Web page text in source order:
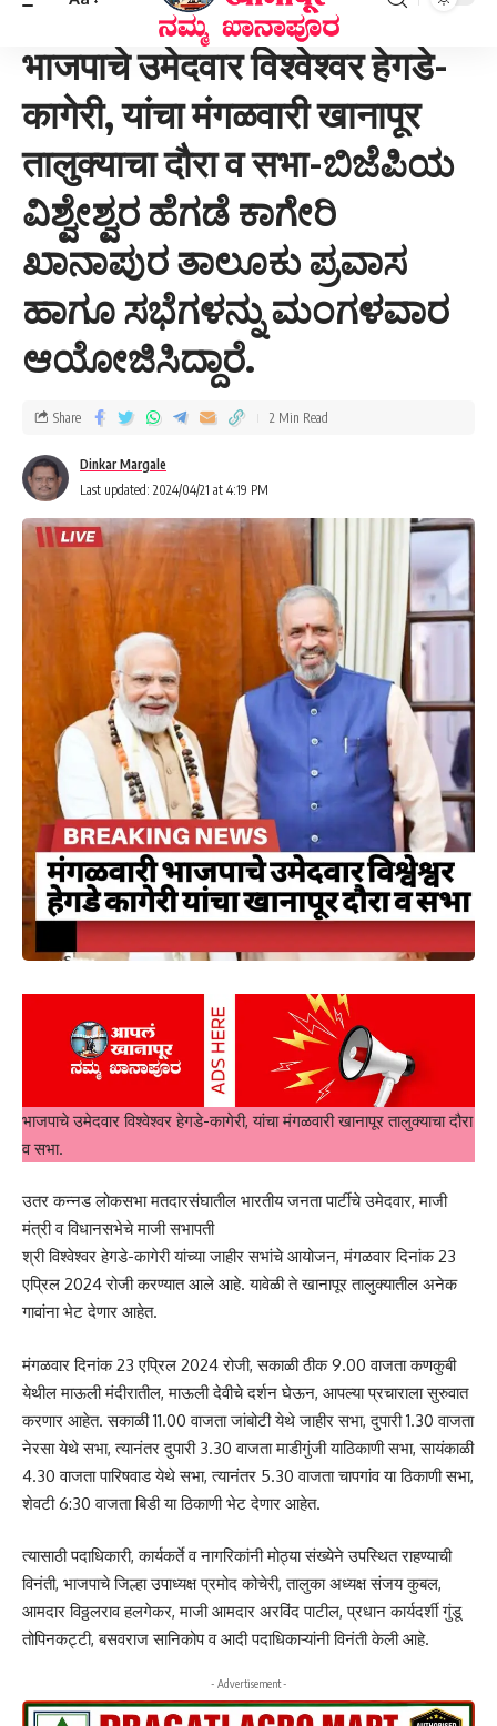
भाजपाचे उमेदवार विश्वेश्वर हेगडे-
कागेरी, यांचा मंगळवारी खानापूर
तालुक्याचा दौरा व सभा-ಬಿಜೆಪಿಯ
ವಿಶ್ವೇಶ್ವರ ಹೆಗಡೆ ಕಾಗೇರಿ
ಖಾನಾಪುರ ತಾಲೂಕು ಪ್ರವಾಸ
ಹಾಗೂ ಸಭೆಗಳನ್ನು ಮಂಗಳವಾರ
ಆಯೋಜಿಸಿದ್ದಾರೆ.
Last updated: 2024/04/21 at 4:19 PM
Dinkar Margale
Share 2 Min Read
भाजपाचे उमेदवार विश्वेश्वर हेगडे-कागेरी, यांचा मंगळवारी खानापूर तालुक्याचा दौरा
व सभा.
उतर कन्नड लोकसभा मतदारसंघातील भारतीय जनता पार्टीचे उमेदवार, माजी
मंत्री व विधानसभेचे माजी सभापती
श्री विश्वेश्वर हेगडे-कागेरी यांच्या जाहीर सभांचे आयोजन, मंगळवार दिनांक 23
एप्रिल 2024 रोजी करण्यात आले आहे. यावेळी ते खानापूर तालुक्यातील अनेक
गावांना भेट देणार आहेत.
मंगळवार दिनांक 23 एप्रिल 2024 रोजी, सकाळी ठीक 9.00 वाजता कणकुबी
येथील माऊली मंदीरातील, माऊली देवीचे दर्शन घेऊन, आपल्या प्रचाराला सुरुवात
करणार आहेत. सकाळी 11.00 वाजता जांबोटी येथे जाहीर सभा, दुपारी 1.30 वाजता
नेरसा येथे सभा, त्यानंतर दुपारी 3.30 वाजता माडीगुंजी याठिकाणी सभा, सायंकाळी
4.30 वाजता पारिषवाड येथे सभा, त्यानंतर 5.30 वाजता चापगांव या ठिकाणी सभा,
शेवटी 6:30 वाजता बिडी या ठिकाणी भेट देणार आहेत.
त्यासाठी पदाधिकारी, कार्यकर्ते व नागरिकांनी मोठ्या संख्येने उपस्थित राहण्याची
विनंती, भाजपाचे जिल्हा उपाध्यक्ष प्रमोद कोचेरी, तालुका अध्यक्ष संजय कुबल,
आमदार विठ्ठलराव हलगेकर, माजी आमदार अरविंद पाटील, प्रधान कार्यदर्शी गुंडू
तोपिनकट्टी, बसवराज सानिकोप व आदी पदाधिकाऱ्यांनी विनंती केली आहे.
- Advertisement -